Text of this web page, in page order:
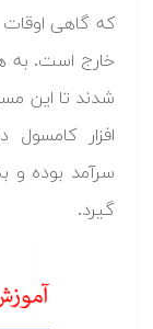
که گاهی اوقات
خارج است. به
شدند تا این
افزار
سرآمد بوده و
گیرد.